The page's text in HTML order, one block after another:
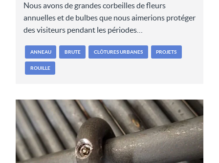
Nous avons de grandes corbeilles de fleurs
annuelles et de bulbes que nous aimerions protéger
des visiteurs pendant les périodes…
ANNEAU BRUTE CLÔTURES URBANES PROJETS
ROUILLE